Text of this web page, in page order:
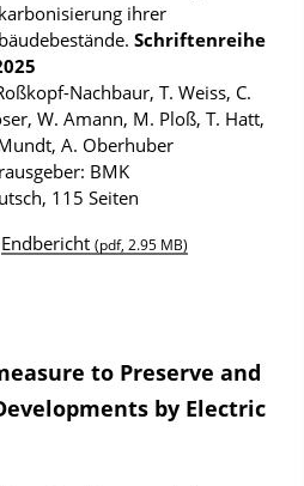
ihrer
Schriftenreihe
Nachbaur, T. Weiss, C.
W. Amann, M. Ploß, T. Hatt,
A. Oberhuber
BMK
115 Seiten
Endbericht (pdf, 2.95 MB)
to Preserve and
by Electric